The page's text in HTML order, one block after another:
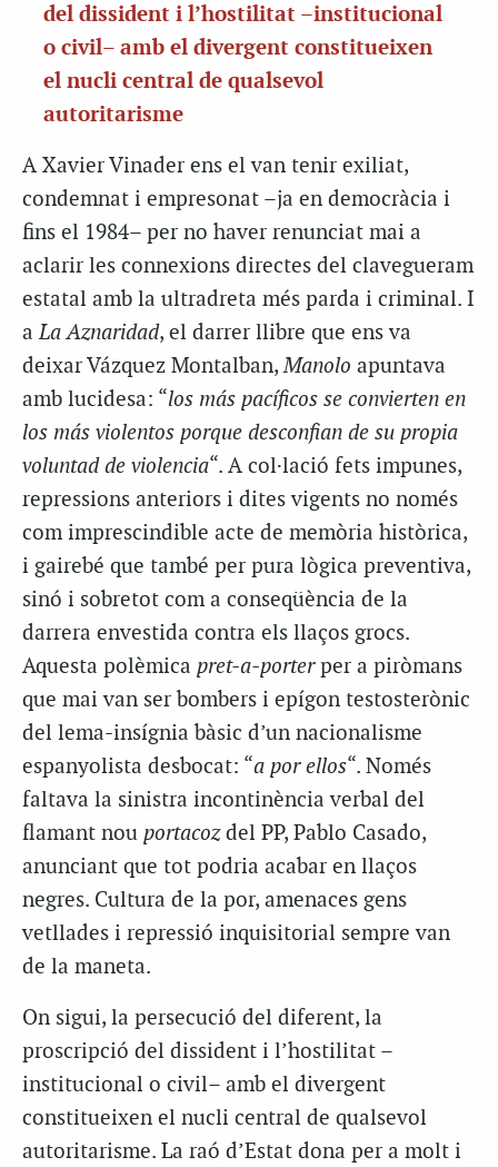
del dissident i l’hostilitat –institucional
o civil– amb el divergent constitueixen
el nucli central de qualsevol
autoritarisme
A Xavier Vinader ens el van tenir exiliat,
condemnat i empresonat –ja en democràcia i
fins el 1984– per no haver renunciat mai a
aclarir les connexions directes del clavegueram
estatal amb la ultradreta més parda i criminal. I
aLa Aznaridad, el darrer llibre que ens va
deixar Vázquez Montalban,Manolo apuntava
amb lucidesa: “los más pacíficos se convierten en
los más violentos porque desconfian de su propia
voluntad de violencia“. A col·lació fets impunes,
repressions anteriors i dites vigents no només
com imprescindible acte de memòria històrica,
i gairebé que també per pura lògica preventiva,
sinó i sobretot com a conseqüència de la
darrera envestida contra els llaços grocs.
Aquesta polèmica pret-a-porterper a piròmans
que mai van ser bombers i epígon testosterònic
del lema-insígnia bàsic d’un nacionalisme
espanyolista desbocat: “a por ellos“. Només
faltava la sinistra incontinència verbal del
flamant nou portacozdel PP, Pablo Casado,
anunciant que tot podria acabar en llaços
negres. Cultura de la por, amenaces gens
vetllades i repressió inquisitorial sempre van
de la maneta.
On sigui, la persecució del diferent, la
proscripció del dissident i l’hostilitat –
institucional o civil– amb el divergent
constitueixen el nucli central de qualsevol
autoritarisme. La raó d’Estat dona per a molt i